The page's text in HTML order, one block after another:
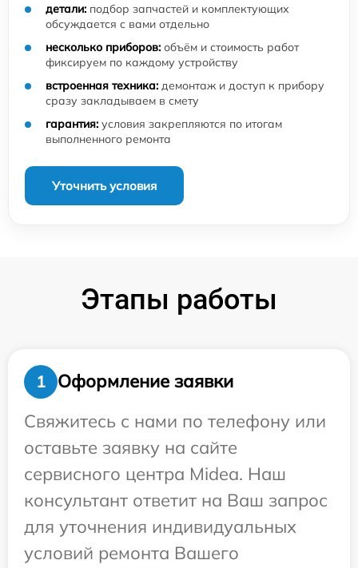
детали: подбор запчастей и комплектующих
обсуждается с вами отдельно
несколько приборов: объём и стоимость работ
фиксируем по каждому устройству
встроенная техника: демонтаж и доступ к прибору
сразу закладываем в смету
гарантия: условия закрепляются по итогам
выполненного ремонта
Уточнить условия
Этапы работы
1
Оформление заявки
Свяжитесь с нами по телефону или
оставьте заявку на сайте
сервисного центра Midea. Наш
консультант ответит на Ваш запрос
для уточнения индивидуальных
условий ремонта Вашего